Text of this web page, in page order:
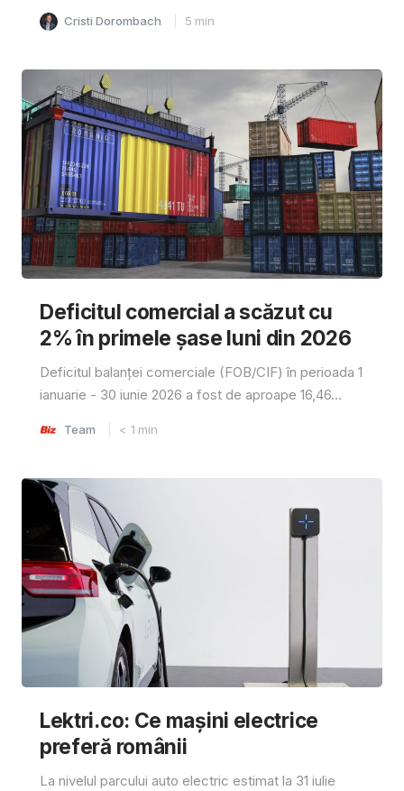
Cristi Dorombach 5 min
Deficitul comercial a scăzut cu
2% în primele șase luni din 2026
Deficitul balanței comerciale (FOB/CIF) în perioada 1
ianuarie - 30 iunie 2026 a fost de aproape 16,46...
Team < 1 min
Lektri.co: Ce mașini electrice
preferă românii
La nivelul parcului auto electric estimat la 31 iulie